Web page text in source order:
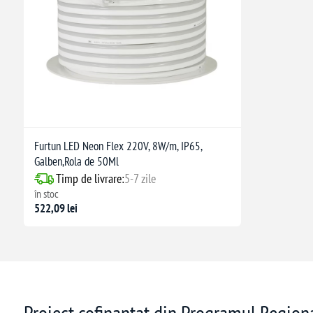
Furtun LED Neon Flex 220V, 8W/m, IP65,
Galben,Rola de 50Ml
Timp de livrare:5-7 zile
în stoc
522,09 lei